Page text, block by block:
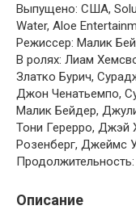
Выпущено: США,
Water, Aloe
Режиссер: Малик
В ролях: Лиам
Златко Бурич,
Джон Ченатьемпо,
Малик Бейдер,
Тони Герерро, Джэй
Розенберг, Джеймс
Продолжительность:
Описание